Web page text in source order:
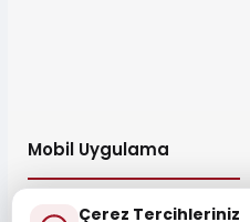
Mobil Uygulama
Çerez Tercihleriniz